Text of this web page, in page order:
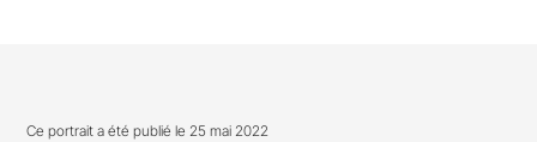
Ce portrait a été publié le 25 mai 2022